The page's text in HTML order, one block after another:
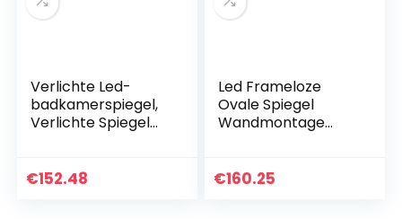
Verlichte Led-
badkamerspiegel,
Verlichte Spiegel
Waterdichte
€152.48
Led Frameloze
Ovale Spiegel
Wandmontage
Hangende
€160.25